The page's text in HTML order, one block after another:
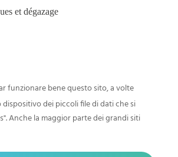
et dégazage
à domicile
par ultrasons
de bébé dans un nettoyeur à ultrasons
funzionare bene questo sito, a volte
dei piccoli file di dati che si
Anche la maggior parte dei grandi siti